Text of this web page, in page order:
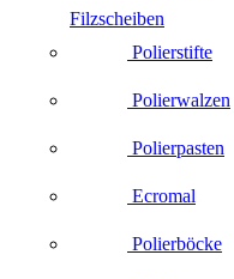
Filzscheiben
Polierstifte
Polierwalzen
Polierpasten
Ecromal
Polierböcke